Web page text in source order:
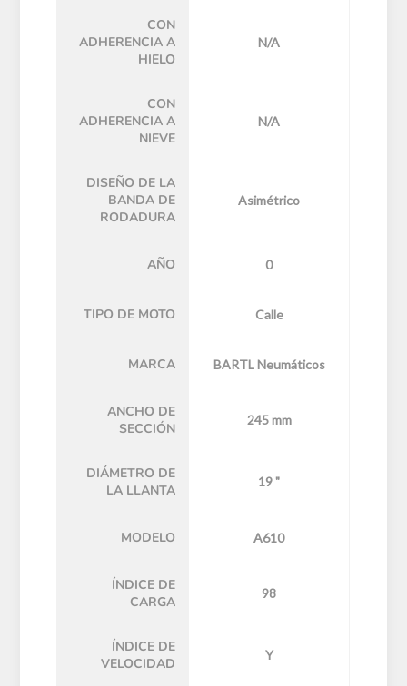
CON
ADHERENCIA A
HIELO
N/A
CON
ADHERENCIA A
NIEVE
N/A
DISEÑO DE LA
BANDA DE
RODADURA
Asimétrico
AÑO 0
TIPO DE MOTO Calle
MARCA BARTL Neumáticos
ANCHO DE
SECCIÓN
245 mm
DIÁMETRO DE
LA LLANTA
19 "
MODELO A610
ÍNDICE DE
CARGA
98
ÍNDICE DE
VELOCIDAD
Y